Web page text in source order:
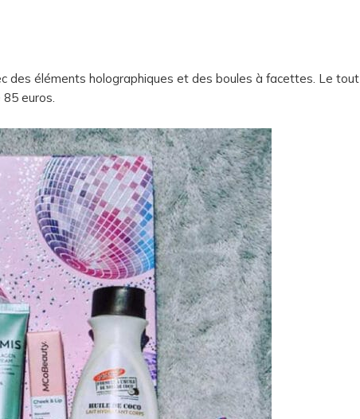
des éléments holographiques et des boules à facettes. Le tout
euros.